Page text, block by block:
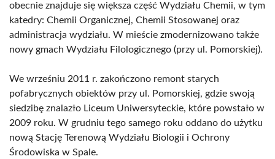
obecnie znajduje się większa część Wydziału Chemii, w tym
katedry: Chemii Organicznej, Chemii Stosowanej oraz
administracja wydziału. W mieście zmodernizowano także
nowy gmach Wydziału Filologicznego (przy ul. Pomorskiej).
We wrześniu 2011 r. zakończono remont starych
pofabrycznych obiektów przy ul. Pomorskiej, gdzie swoją
siedzibę znalazło Liceum Uniwersyteckie, które powstało w
2009 roku. W grudniu tego samego roku oddano do użytku
nową Stację Terenową Wydziału Biologii i Ochrony
Środowiska w Spale.